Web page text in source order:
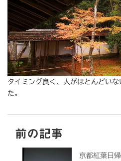
タイミング良く、人がほとんどい
た。
前の記事
京都紅葉日